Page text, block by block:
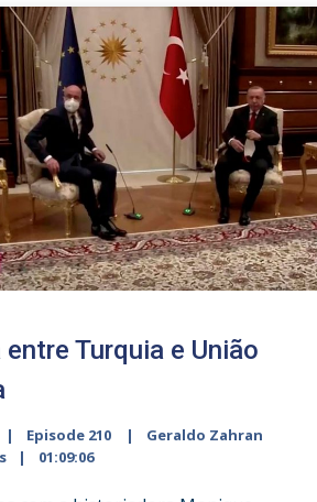
Turquia e União
Episode 210
Geraldo Zahran
01:09:06